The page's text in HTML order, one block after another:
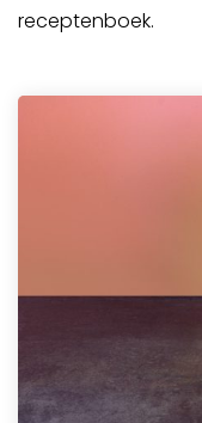
receptenboek.